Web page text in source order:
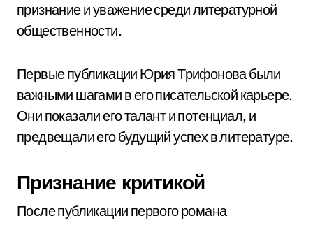
признание и уважение среди литературной
общественности.
Первые публикации Юрия Трифонова были
важными шагами в его писательской карьере.
Они показали его талант и потенциал, и
предвещали его будущий успех в литературе.
Признание критикой
После публикации первого романа